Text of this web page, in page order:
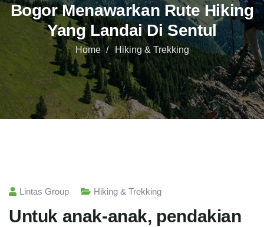
Bogor Menawarkan Rute Hiking
Yang Landai Di Sentul
Home Hiking & Trekking
Lintas Group Hiking & Trekking
Untuk anak-anak, pendakian